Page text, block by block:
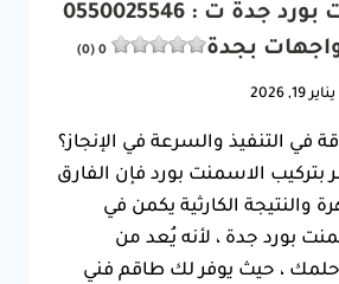
مقاول اسمنت بورد جدة ت : 0550025546
بجدة
0 (0)
يناير 19, 2026
في التنفيذ والسرعة في الإنجاز؟
بتركيب الاسمنت بورد فإن الفارق
والنتيجة الكارثية يكمن في
بورد جدة ، لأنه يُعد من
حلمك ، حيث يوفر لك طاقم فني